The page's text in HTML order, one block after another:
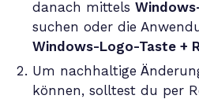
danach mittels
suchen oder die
Windows-Logo-Taste + R
Um nachhaltige
können, solltest du per